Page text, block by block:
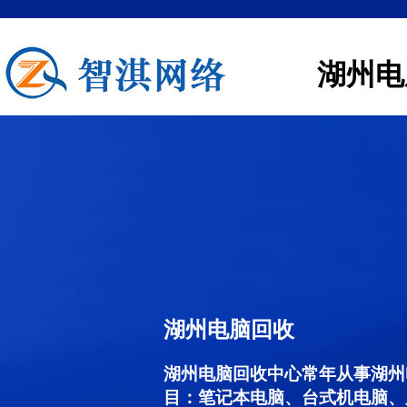
湖州
湖州电脑回收
湖州电脑回收中心常年从事湖
目：笔记本电脑、台式机电脑